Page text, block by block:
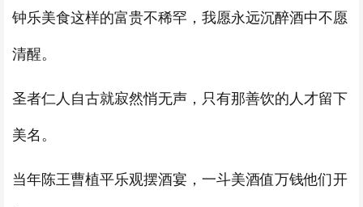
钟乐美食这样的富贵不稀罕，我愿永远沉醉酒中不愿
清醒。
圣者仁人自古就寂然悄无声，只有那善饮的人才留下
美名。
当年陈王曹植平乐观摆酒宴，一斗美酒值万钱他们开